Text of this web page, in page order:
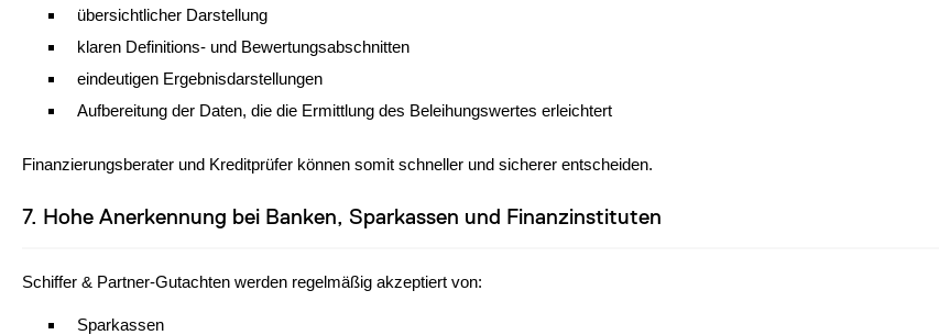
übersichtlicher Darstellung
klaren Definitions- und Bewertungsabschnitten
eindeutigen Ergebnisdarstellungen
Aufbereitung der Daten, die die Ermittlung des Beleihungswertes erleichtert
Finanzierungsberater und Kreditprüfer können somit schneller und sicherer entscheiden.
7. Hohe Anerkennung bei Banken, Sparkassen und Finanzinstituten
Schiffer & Partner-Gutachten werden regelmäßig akzeptiert von:
Sparkassen